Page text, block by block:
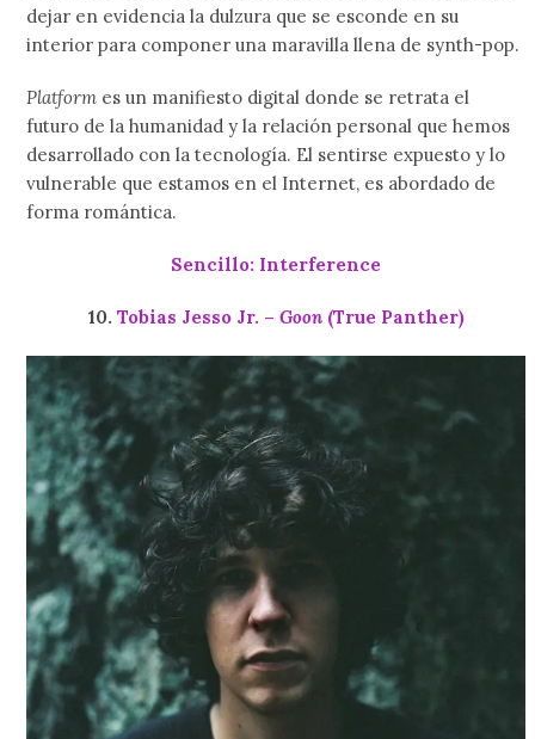
dejar en evidencia la dulzura que se esconde en su
interior para componer una maravilla llena de synth-pop.
Platform es un manifiesto digital donde se retrata el
futuro de la humanidad y la relación personal que hemos
desarrollado con la tecnología. El sentirse expuesto y lo
vulnerable que estamos en el Internet, es abordado de
forma romántica.
Sencillo: Interference
10. Tobias Jesso Jr. – Goon(True Panther)